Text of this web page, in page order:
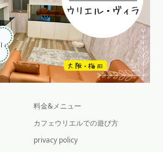
料金&メニュー
カフェウリエルでの遊び方
privacy policy